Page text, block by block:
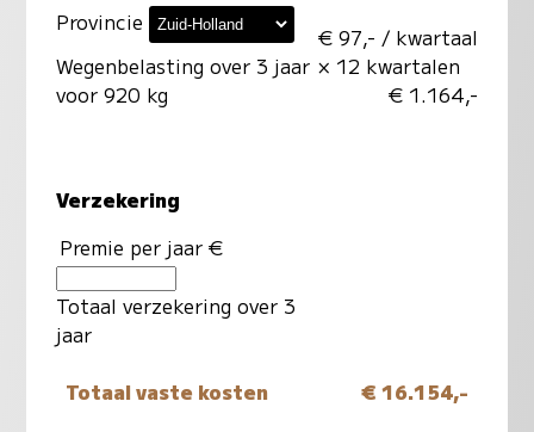
Provincie
Wegenbelasting over 3 jaar
voor 920 kg
€ 97,- / kwartaal
× 12 kwartalen
€ 1.164,-
Verzekering
Premie per jaar €
Totaal verzekering over 3
jaar
Totaal vaste kosten € 16.154,-